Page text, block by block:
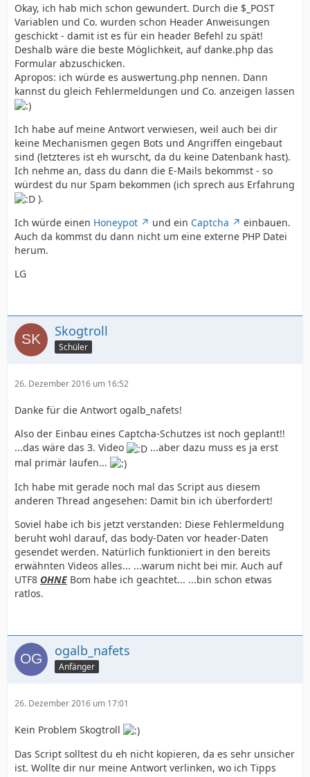
Okay, ich hab mich schon gewundert. Durch die $_POST
Variablen und Co. wurden schon Header Anweisungen
geschickt - damit ist es für ein header Befehl zu spät!
Deshalb wäre die beste Möglichkeit, auf danke.php das
Formular abzuschicken.
Apropos: ich würde es auswertung.php nennen. Dann
kannst du gleich Fehlermeldungen und Co. anzeigen lassen
Ich habe auf meine Antwort verwiesen, weil auch bei dir
keine Mechanismen gegen Bots und Angriffen eingebaut
sind (letzteres ist eh wurscht, da du keine Datenbank hast).
Ich nehme an, dass du dann die E-Mails bekommst - so
würdest du nur Spam bekommen (ich sprech aus Erfahrung
).
Ich würde einen Honeypot und ein Captcha
einbauen.
Auch da kommst du dann nicht um eine externe PHP Datei
herum.
LG
Skogtroll
Schüler
26. Dezember 2016 um 16:52
Danke für die Antwort ogalb_nafets!
Also der Einbau eines Captcha-Schutzes ist noch geplant!!
...das wäre das 3. Video
...aber dazu muss es ja erst
mal primär laufen...
Ich habe mit gerade noch mal das Script aus diesem
anderen Thread angesehen: Damit bin ich überfordert!
Soviel habe ich bis jetzt verstanden: Diese Fehlermeldung
beruht wohl darauf, das body-Daten vor header-Daten
gesendet werden. Natürlich funktioniert in den bereits
erwähnten Videos alles... ...warum nicht bei mir. Auch auf
UTF8 OHNE Bom habe ich geachtet... ...bin schon etwas
ratlos.
ogalb_nafets
Anfänger
26. Dezember 2016 um 17:01
Kein Problem Skogtroll
Das Script solltest du eh nicht kopieren, da es sehr unsicher
ist. Wollte dir nur meine Antwort verlinken, wo ich Tipps